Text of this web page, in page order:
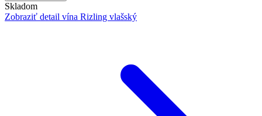
Skladom
Zobraziť detail vína Rizling vlašský